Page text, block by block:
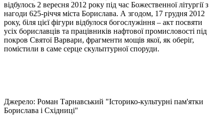
відбулось 2 вересня 2012 року під час Божественної літургії з
нагоди 625-річчя міста Борислава. А згодом, 17 грудня 2012
року, біля цієї фігури відбулося богослужіння – акт посвяти
усіх бориславців та працівників нафтової промисловості під
покров Святої Варвари, фрагменти мощів якої, як оберіг,
помістили в саме серце скульптурної споруди.
Джерело: Роман Тарнавський "Історико-культурні пам'ятки
Борислава і Східниці"